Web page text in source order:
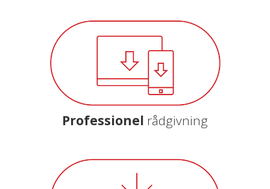
Professionel rådgivning